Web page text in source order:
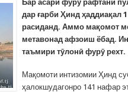
Бар асари фурӯ рафтани
дар ғарби Ҳинд ҳаддиақал
расиданд. Аммо мақомот
метавонад афзоиш ёбад.
таъмири тӯлонӣ фурӯ рехт.
Мақомоти интизомии Ҳинд
ҳалокшудагонро 141 нафар